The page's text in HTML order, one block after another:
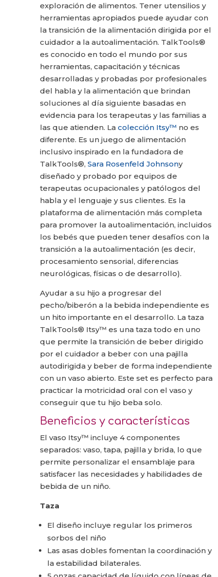
exploración de alimentos. Tener utensilios y
herramientas apropiados puede ayudar con
la transición de la alimentación dirigida por el
cuidador a la autoalimentación. TalkTools®
es conocido en todo el mundo por sus
herramientas, capacitación y técnicas
desarrolladas y probadas por profesionales
del habla y la alimentación que brindan
soluciones al día siguiente basadas en
evidencia para los terapeutas y las familias a
las que atienden. La colección Itsy™ no es
diferente. Es un juego de alimentación
inclusivo inspirado en la fundadora de
TalkTools®, Sara Rosenfeld Johnsony
diseñado y probado por equipos de
terapeutas ocupacionales y patólogos del
habla y el lenguaje y sus clientes. Es la
plataforma de alimentación más completa
para promover la autoalimentación, incluidos
los bebés que pueden tener desafíos con la
transición a la autoalimentación (es decir,
procesamiento sensorial, diferencias
neurológicas, físicas o de desarrollo).
Ayudar a su hijo a progresar del
pecho/biberón a la bebida independiente es
un hito importante en el desarrollo. La taza
TalkTools® Itsy™ es una taza todo en uno
que permite la transición de beber dirigido
por el cuidador a beber con una pajilla
autodirigida y beber de forma independiente
con un vaso abierto. Este set es perfecto para
practicar la motricidad oral con el vaso y
conseguir que tu hijo beba solo.
Beneficios y características
El vaso Itsy™ incluye 4 componentes
separados: vaso, tapa, pajilla y brida, lo que
permite personalizar el ensamblaje para
satisfacer las necesidades y habilidades de
bebida de un niño.
Taza
El diseño incluye regular los primeros
sorbos del niño
Las asas dobles fomentan la coordinación y
la estabilidad bilaterales.